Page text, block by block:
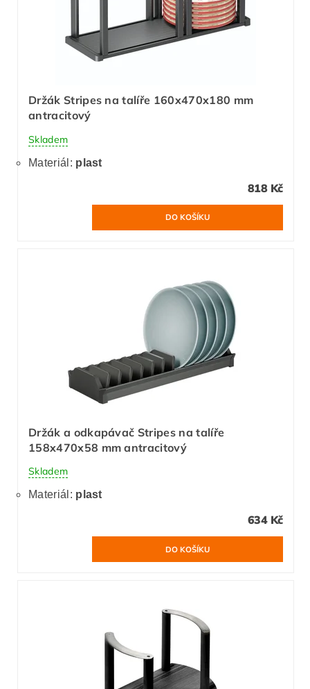
Držák Stripes na talíře 160x470x180 mm
antracitový
Skladem
Materiál: plast
818 Kč
Držák a odkapávač Stripes na talíře
158x470x58 mm antracitový
Skladem
Materiál: plast
634 Kč